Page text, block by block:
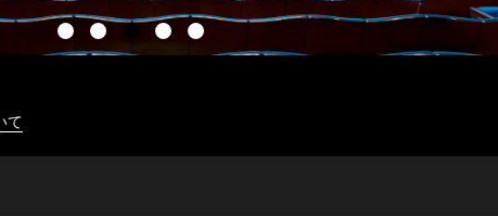
て